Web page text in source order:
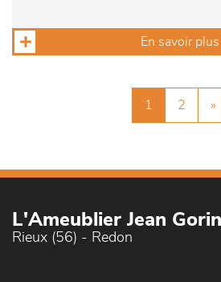
En savoir plus
1 2 »
L'Ameublier Jean Gorin
Rieux (56) - Redon